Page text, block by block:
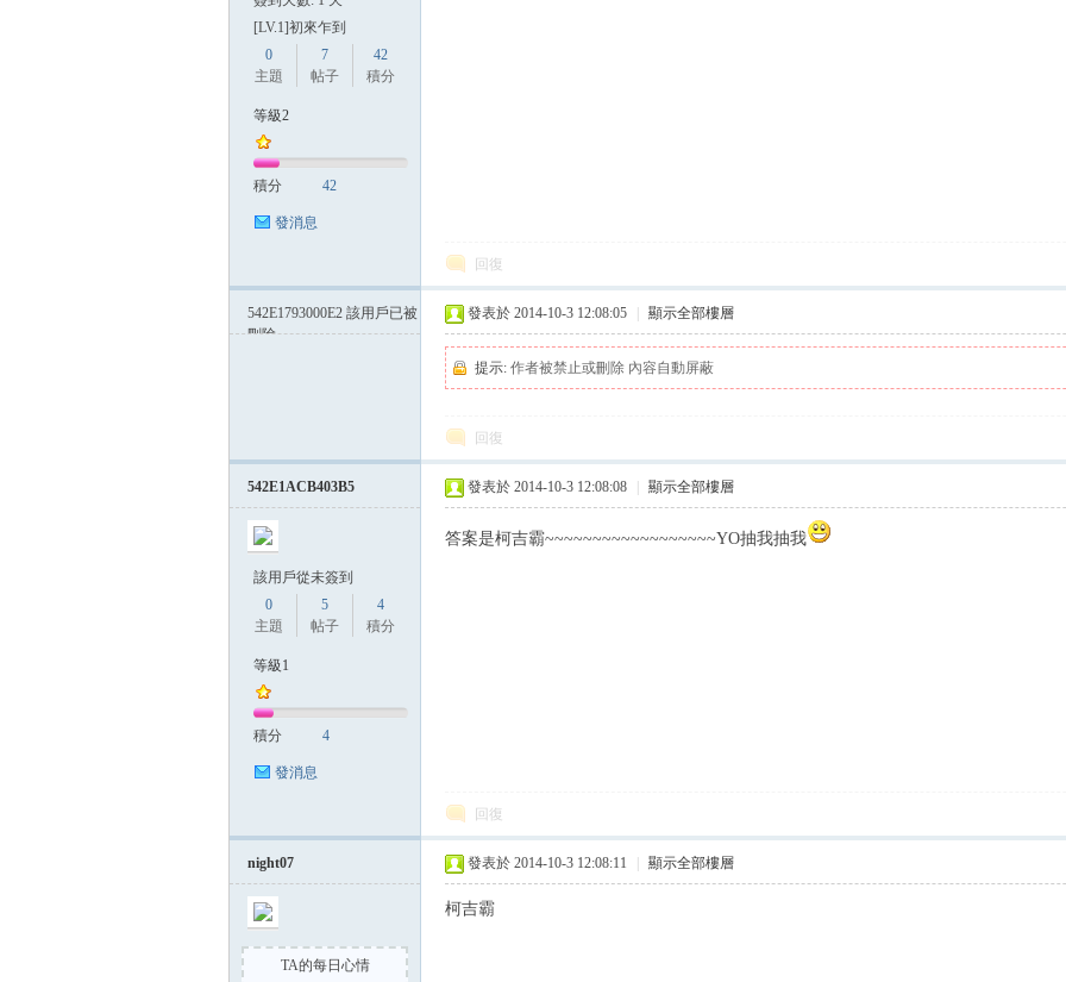
[LV.1]初來乍到
0
主題
7
帖子
42
積分
等級2
積分 42
發消息
回復
542E1793000E2 該用戶已被
刪除
發表於 2014-10-3 12:08:05 顯示全部樓層
提示: 作者被禁止或刪除 內容自動屏蔽
回復
542E1ACB403B5
該用戶從未簽到
0
主題
5
帖子
4
積分
等級1
積分 4
發消息
發表於 2014-10-3 12:08:08 顯示全部樓層
答案是柯吉霸~~~~~~~~~~~~~~~~~~YO抽我抽我
回復
night07
TA的每日心情
發表於 2014-10-3 12:08:11 顯示全部樓層
柯吉霸